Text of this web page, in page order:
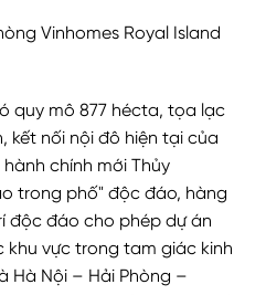
Vinhomes Royal Island
quy mô 877 hécta, tọa lạc
kết nối nội đô hiện tại của
chính mới Thủy
trong phố" độc đáo, hàng
độc đáo cho phép dự án
vực trong tam giác kinh
Hà Nội – Hải Phòng –